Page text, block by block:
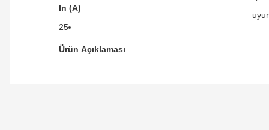
In (A)
25
Ürün Açıklaması